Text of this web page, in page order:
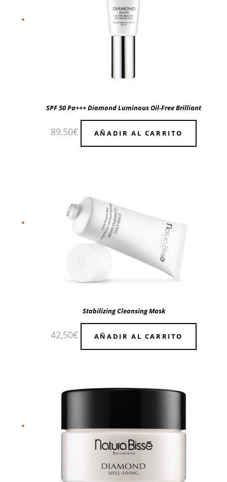
SPF 50 Pa+++ Diamond Luminous Oil-Free Brilliant
89,50€ AÑADIR AL CARRITO
Stabilizing Cleansing Mask
42,50€ AÑADIR AL CARRITO